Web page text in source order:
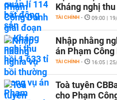
Kháng nghị
TÀI CHÍNH - 09:00 |
Nhập nhằng
án Phạm Công
TÀI CHÍNH - 16:05 |
Toà tuyên
cho Phạm